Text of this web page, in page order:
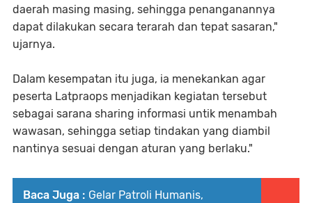
daerah masing masing, sehingga penanganannya
dapat dilakukan secara terarah dan tepat sasaran,"
ujarnya.
Dalam kesempatan itu juga, ia menekankan agar
peserta Latpraops menjadikan kegiatan tersebut
sebagai sarana sharing informasi untik menambah
wawasan, sehingga setiap tindakan yang diambil
nantinya sesuai dengan aturan yang berlaku."
Baca Juga : Gelar Patroli Humanis,